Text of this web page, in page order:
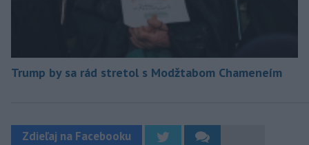
Trump by sa rád stretol s Modžtabom Chameneím
Zdieľaj na Facebooku